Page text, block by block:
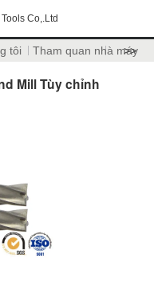
Co,.Ltd
tôi Tham quan nhà máy
>>
Mill Tùy chỉnh